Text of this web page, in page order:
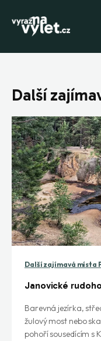
Další
Další zajímavá místa
Janovické
Barevná jezírka,
žulový most nebo
pohoří sousedícím s